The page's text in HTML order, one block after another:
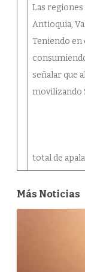
Las
Antioquia,
Teniendo en
señalar que
movilizando
total de
Más Noticias